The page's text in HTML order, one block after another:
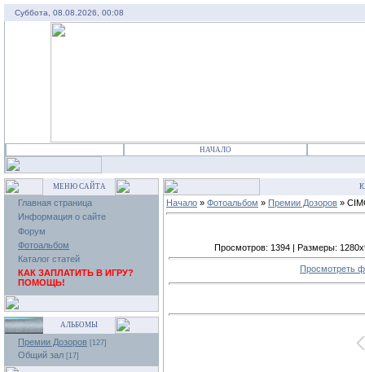
Суббота, 08.08.2026, 00:08
НАЧАЛО
МЕНЮ САЙТА
Главная страница
Информация о сайте
Форум
Фотоальбом
Каталог статей
КАК ЗАПЛАТИТЬ В ИГРУ?
ПОМОЩЬ!
АЛЬБОМЫ
Премии Дозоров [127]
Общий зал [17]
Начало » Фотоальбом » Премии Дозоров »
Просмотров: 1394 | Размеры:
Просмотреть